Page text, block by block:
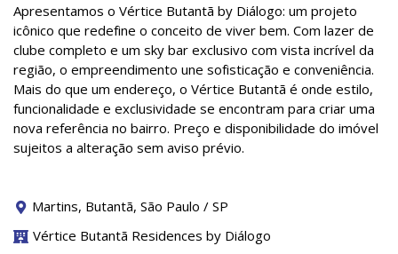
Apresentamos o Vértice Butantã by Diálogo: um projeto
icônico que redefine o conceito de viver bem. Com lazer de
clube completo e um sky bar exclusivo com vista incrível da
região, o empreendimento une sofisticação e conveniência.
Mais do que um endereço, o Vértice Butantã é onde estilo,
funcionalidade e exclusividade se encontram para criar uma
nova referência no bairro. Preço e disponibilidade do imóvel
sujeitos a alteração sem aviso prévio.
Martins, Butantã, São Paulo / SP
Vértice Butantã Residences by Diálogo